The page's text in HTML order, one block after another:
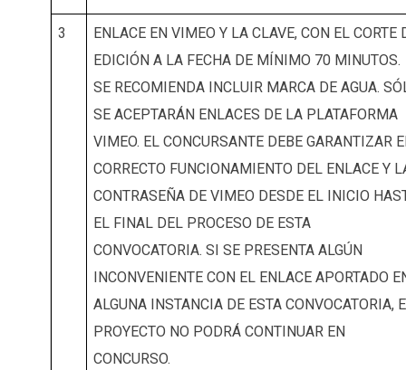
3
ENLACE EN VIMEO Y LA CLAVE, CON EL CORTE
EDICIÓN A LA FECHA DE MÍNIMO 70 MINUTOS.
SE RECOMIENDA INCLUIR MARCA DE AGUA.
SE ACEPTARÁN ENLACES DE LA PLATAFORMA
VIMEO. EL CONCURSANTE DEBE GARANTIZAR
CORRECTO FUNCIONAMIENTO DEL ENLACE Y
CONTRASEÑA DE VIMEO DESDE EL INICIO
EL FINAL DEL PROCESO DE ESTA
CONVOCATORIA. SI SE PRESENTA ALGÚN
INCONVENIENTE CON EL ENLACE APORTADO
ALGUNA INSTANCIA DE ESTA CONVOCATORIA,
PROYECTO NO PODRÁ CONTINUAR EN
CONCURSO.